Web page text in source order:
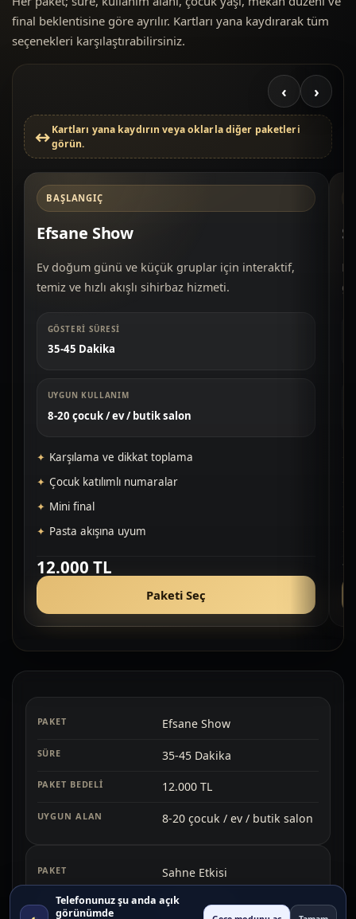
final beklentisine göre ayrılır. Kartları yana kaydırarak tüm
seçenekleri karşılaştırabilirsiniz.
‹ ›
Kartları yana kaydırın veya oklarla diğer paketleri
görün.
BAŞLANGIÇ
Efsane Show
Ev doğum günü ve küçük gruplar için interaktif,
temiz ve hızlı akışlı sihirbaz hizmeti.
GÖSTERI SÜRESI
35-45 Dakika
UYGUN KULLANIM
8-20 çocuk / ev / butik salon
Karşılama ve dikkat toplama
Çocuk katılımlı numaralar
Mini final
Pasta akışına uyum
12.000 TL
Paketi Seç
Efsane Show
35-45 Dakika
12.000 TL
8-20 çocuk / ev / butik salon
Sahne Etkisi
45-60 Dakika
Telefonunuz şu anda açık
görünümde